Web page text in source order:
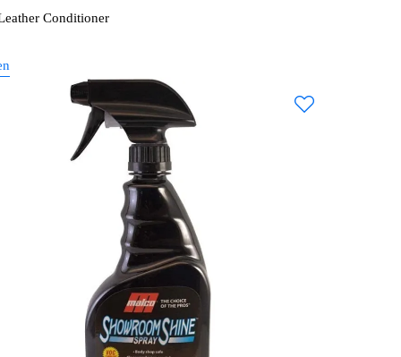
Conditioner